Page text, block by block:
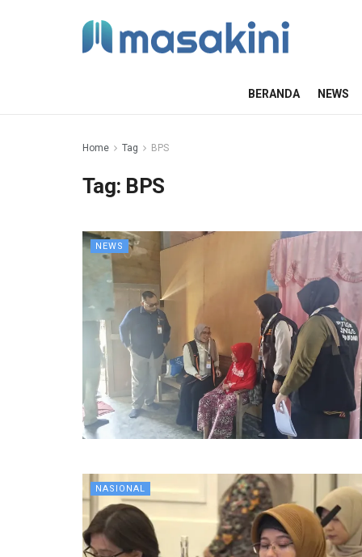
BERANDA NEWS
Home Tag BPS
Tag: BPS
NEWS
NASIONAL